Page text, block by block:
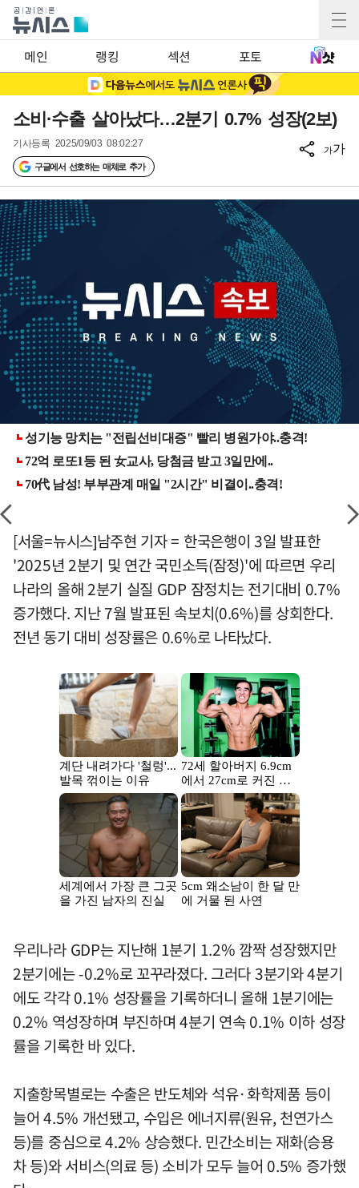
메인 랭킹 섹션 포토
소비·수출 살아났다…2분기 0.7% 성장(2보)
기사등록 2025/09/03 08:02:27
구글에서 선호하는 매체로 추가
가가
[서울=뉴시스]남주현 기자 = 한국은행이 3일 발표한
'2025년 2분기 및 연간 국민소득(잠정)'에 따르면 우리
나라의 올해 2분기 실질 GDP 잠정치는 전기대비 0.7%
증가했다. 지난 7월 발표된 속보치(0.6%)를 상회한다.
전년 동기 대비 성장률은 0.6%로 나타났다.
우리나라 GDP는 지난해 1분기 1.2% 깜짝 성장했지만
2분기에는 -0.2%로 꼬꾸라졌다. 그러다 3분기와 4분기
에도 각각 0.1% 성장률을 기록하더니 올해 1분기에는
0.2% 역성장하며 부진하며 4분기 연속 0.1% 이하 성장
률을 기록한 바 있다.
지출항목별로는 수출은 반도체와 석유·화학제품 등이
늘어 4.5% 개선됐고, 수입은 에너지류(원유, 천연가스
등)를 중심으로 4.2% 상승했다. 민간소비는 재화(승용
차 등)와 서비스(의료 등) 소비가 모두 늘어 0.5% 증가했